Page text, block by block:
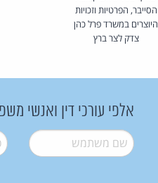
הסייבר, הפרטיות וזכויות
היוצרים במשרד פרל כהן
צדק לצר ברץ
אלפי עורכי דין ואנשי
שם משתמש*